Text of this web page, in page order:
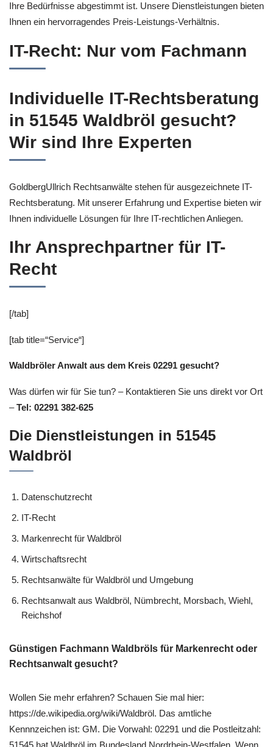
Ihre Bedürfnisse abgestimmt ist. Unsere Dienstleistungen bieten
Ihnen ein hervorragendes Preis-Leistungs-Verhältnis.
IT-Recht: Nur vom Fachmann
Individuelle IT-Rechtsberatung
in 51545 Waldbröl gesucht?
Wir sind Ihre Experten
GoldbergUllrich Rechtsanwälte stehen für ausgezeichnete IT-
Rechtsberatung. Mit unserer Erfahrung und Expertise bieten wir
Ihnen individuelle Lösungen für Ihre IT-rechtlichen Anliegen.
Ihr Ansprechpartner für IT-
Recht
[/tab]
[tab title=“Service“]
Waldbröler Anwalt aus dem Kreis 02291 gesucht?
Was dürfen wir für Sie tun? – Kontaktieren Sie uns direkt vor Ort
–Tel: 02291 382-625
Die Dienstleistungen in 51545
Waldbröl
Datenschutzrecht
IT-Recht
Markenrecht für Waldbröl
Wirtschaftsrecht
Rechtsanwälte für Waldbröl und Umgebung
Rechtsanwalt aus Waldbröl, Nümbrecht, Morsbach, Wiehl,
Reichshof
Günstigen Fachmann Waldbröls für Markenrecht oder
Rechtsanwalt gesucht?
Wollen Sie mehr erfahren? Schauen Sie mal hier:
https://de.wikipedia.org/wiki/Waldbröl. Das amtliche
Kennnzeichen ist: GM. Die Vorwahl: 02291 und die Postleitzahl: